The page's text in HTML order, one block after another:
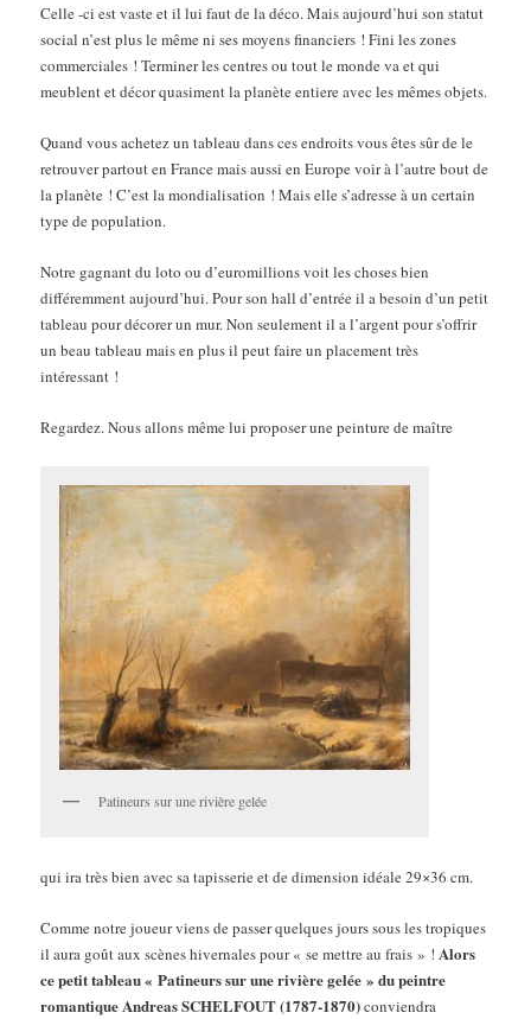
Celle -ci est vaste et il lui faut de la déco. Mais aujourd’hui son statut
social n’est plus le même ni ses moyens financiers ! Fini les zones
commerciales ! Terminer les centres ou tout le monde va et qui
meublent et décor quasiment la planète entiere avec les mêmes objets.
Quand vous achetez un tableau dans ces endroits vous êtes sûr de le
retrouver partout en France mais aussi en Europe voir à l’autre bout de
la planète ! C’est la mondialisation ! Mais elle s’adresse à un certain
type de population.
Notre gagnant du loto ou d’euromillions voit les choses bien
différemment aujourd’hui. Pour son hall d’entrée il a besoin d’un petit
tableau pour décorer un mur. Non seulement il a l’argent pour s’offrir
un beau tableau mais en plus il peut faire un placement très
intéressant !
Regardez. Nous allons même lui proposer une peinture de maître
Patineurs sur une rivière gelée
qui ira très bien avec sa tapisserie et de dimension idéale 29×36 cm.
Comme notre joueur viens de passer quelques jours sous les tropiques
il aura goût aux scènes hivernales pour « se mettre au frais » !Alors
ce petit tableau « Patineurs sur une rivière gelée » du peintre
romantique Andreas SCHELFOUT (1787-1870)conviendra